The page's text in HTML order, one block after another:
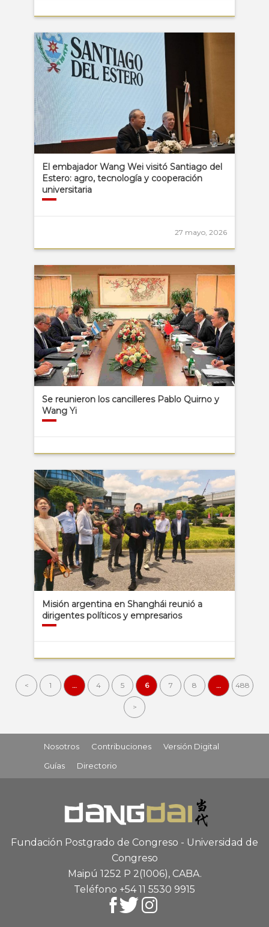
El embajador Wang Wei visitó Santiago del
Estero: agro, tecnología y cooperación
universitaria
27 mayo, 2026
Se reunieron los cancilleres Pablo Quirno y
Wang Yi
Misión argentina en Shanghái reunió a
dirigentes políticos y empresarios
< 1 … 4 5 6 7 8 … 488
>
Nosotros Contribuciones
Versión Digital
Guías
Directorio
Fundación Postgrado de Congreso - Universidad de
Congreso
Maipú 1252 P 2 (1006), CABA.
Teléfono +54 11 5530 9915